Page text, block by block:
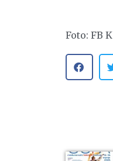
Foto: FB